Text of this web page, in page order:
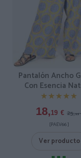
Pantalón Ancho
Con Esencia
★★★★★
★★★★★
18,19 € 25,99
[PAEV66 ]
Ver producto